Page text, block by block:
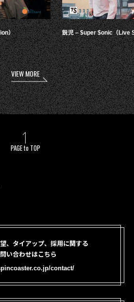
） 鋭児 – $uper $onic（Live
VIEW MORE
PAGE to TOP
、タイアップ、採用に関する
い合わせはこちら
contact/